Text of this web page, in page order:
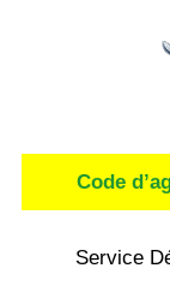
Code
Service